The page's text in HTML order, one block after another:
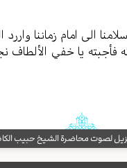
الى امام زماننا واررد
فأجبته يا خفي
لصوت محاضرة الشيخ حبيب